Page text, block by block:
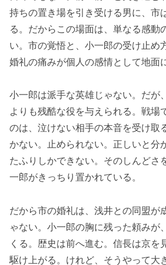
持ちの置き場を引き受ける男に、市
る。だからこの場面は、単なる感動
い。市の覚悟と、小一郎の受け止め
婚礼の痛みが個人の感情として地面
小一郎は派手な英雄じゃない。だが
よりも残酷な役を与えられる。戦場
のは、泣けない相手の本音を受け取
かない。止められない。正しいと分
たふりしかできない。そのしんどさ
一郎がきっちり置かれている。
だから市の婚礼は、浅井との同盟が
ゃない。小一郎の胸に残った頼みが
くる。歴史は前へ進む。信長は京を
駆け上がる。けれど、そうやって大